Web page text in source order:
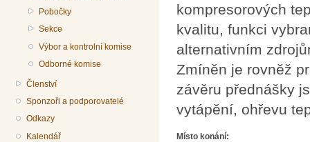
Pobočky
Sekce
Výbor a kontrolní komise
Odborné komise
Členství
Sponzoři a podporovatelé
Odkazy
Kalendář
kompresorových
kvalitu, funkci
alternativním
Zmíněn je rovněž
závěru přednášky
vytápění, ohřevu
Místo konání: